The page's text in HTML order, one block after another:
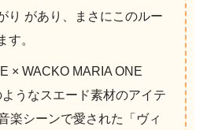
り があり、まさにこのルー
す。
× WACKO MARIA ONE
うなスエード素材のアイテ
楽シーンで愛された「ヴィ